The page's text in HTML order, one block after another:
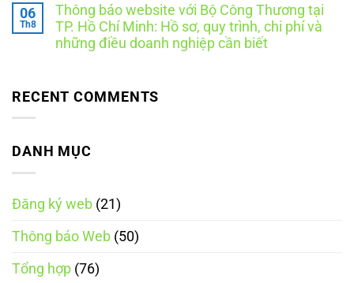
ngày
nào?
Những
điều
cần
định
cần
những
tài
liệu
gì?
doanh
bình
luận
ở
Thông
Bộ
Công
Nội:
Doanh
gì
để
quy
định?
06
Th8
Thông báo website với Bộ Công Thương tại
TP. Hồ Chí Minh: Hồ sơ, quy trình, chi phí và
những điều doanh nghiệp cần biết
luận
ở
với
Bộ
TP.
Hồ
Minh:
quy
RECENT COMMENTS
DANH MỤC
Đăng ký web (21)
Thông báo Web (50)
Tổng hợp (76)